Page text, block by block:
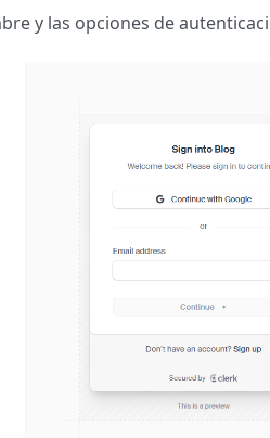
y las opciones de